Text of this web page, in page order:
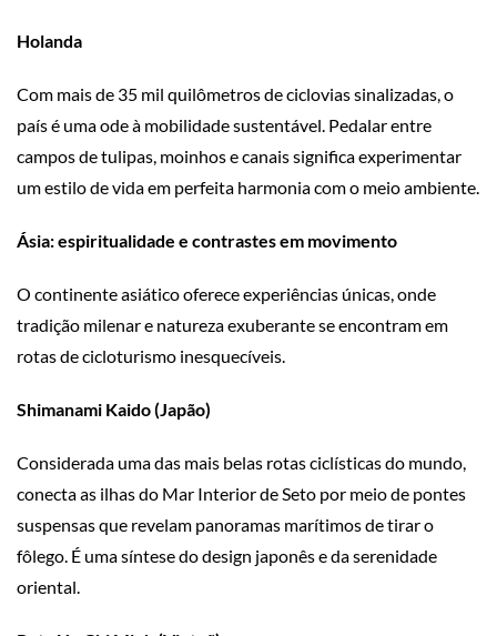
Holanda
Com mais de 35 mil quilômetros de ciclovias sinalizadas, o
país é uma ode à mobilidade sustentável. Pedalar entre
campos de tulipas, moinhos e canais significa experimentar
um estilo de vida em perfeita harmonia com o meio ambiente.
Ásia: espiritualidade e contrastes em movimento
O continente asiático oferece experiências únicas, onde
tradição milenar e natureza exuberante se encontram em
rotas de cicloturismo inesquecíveis.
Shimanami Kaido (Japão)
Considerada uma das mais belas rotas ciclísticas do mundo,
conecta as ilhas do Mar Interior de Seto por meio de pontes
suspensas que revelam panoramas marítimos de tirar o
fôlego. É uma síntese do design japonês e da serenidade
oriental.